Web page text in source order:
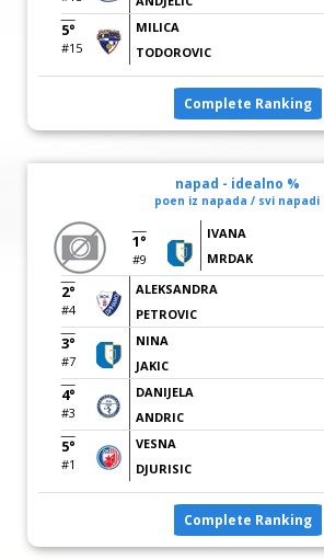
5°
#15
MILICA
TODOROVIC
Complete Ranking
napad - idealno %
poen iz napada / svi napadi
1°
#9
IVANA
MRDAK
2°
#4
ALEKSANDRA
PETROVIC
3°
#7
NINA
JAKIC
4°
#3
DANIJELA
ANDRIC
5°
#1
VESNA
DJURISIC
Complete Ranking